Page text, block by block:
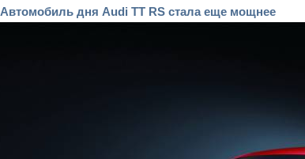
Автомобиль дня Audi TT RS стала еще мощнее